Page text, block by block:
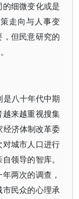
细微变化或是
走向与人事变
但民意研究的
八十年代中期
来越重视搜集
经济体制改革委
城市人口进行
领导的智库。
两次的调查，
民众的心理承